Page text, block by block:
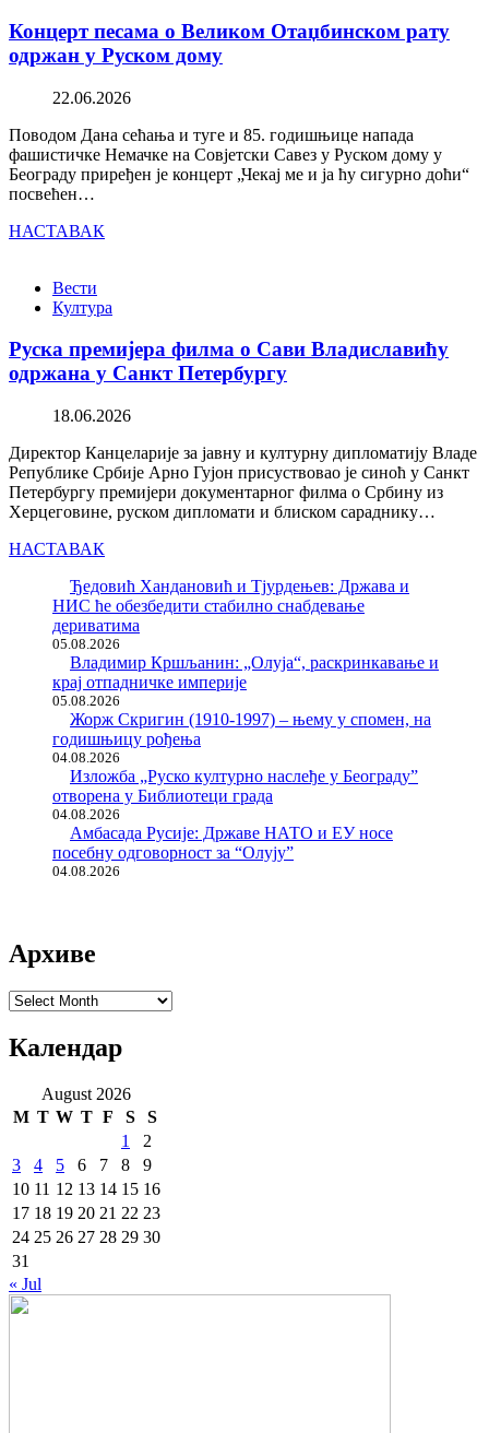
Концерт песама о Великом Отаџбинском рату
одржан у Руском дому
22.06.2026
Поводом Дана сећања и туге и 85. годишњице напада
фашистичке Немачке на Совјетски Савез у Руском дому у
Београду приређен је концерт „Чекај ме и ја ћу сигурно доћи“
посвећен…
НАСТАВАК
Вести
Култура
Руска премијера филма о Сави Владиславићу
одржана у Санкт Петербургу
18.06.2026
Директор Канцеларије за јавну и културну дипломатију Владе
Републике Србије Арно Гујон присуствовао је синоћ у Санкт
Петербургу премијери документарног филма о Србину из
Херцеговине, руском дипломати и блиском сараднику…
НАСТАВАК
Ђедовић Хандановић и Тјурдењев: Држава и
НИС ће обезбедити стабилно снабдевање
дериватима
05.08.2026
Владимир Кршљанин: „Олуја“, раскринкавање и
крај отпадничке империје
05.08.2026
Жорж Скригин (1910-1997) – њему у спомен, на
годишњицу рођења
04.08.2026
Изложба „Руско културно наслеђе у Београду”
отворена у Библиотеци града
04.08.2026
Амбасада Русије: Државе НАТО и ЕУ носе
посебну одговорност за “Олују”
04.08.2026
Архиве
Архиве
Календар
August 2026
M T W T F S
S
1
2
3
4 5 6 7 8
9
10 11 12 13 14 15 16
17 18 19 20 21 22 23
24 25 26 27 28 29 30
31
« Jul